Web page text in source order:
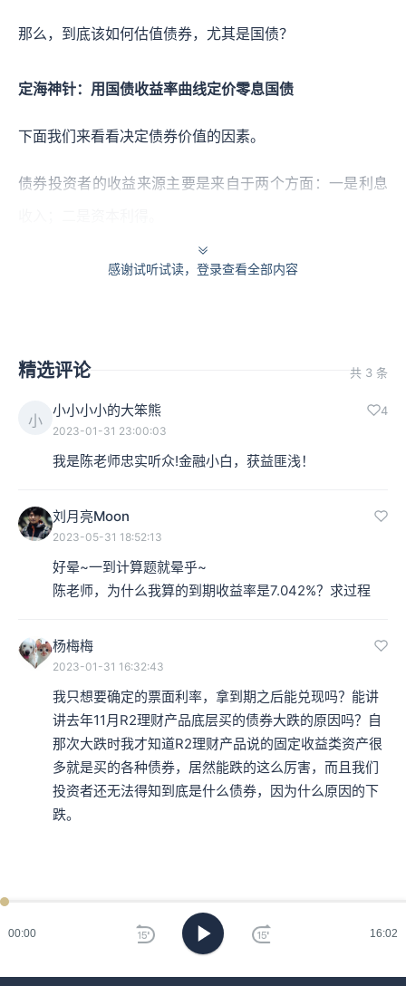
00:00 16:02
那么，到底该如何估值债券，尤其是国债？
定海神针：用国债收益率曲线定价零息国债
下面我们来看看决定债券价值的因素。
债券投资者的收益来源主要是来自于两个方面：一是利息
现在假设你手中有一支1年期零息国债，每一张的面值100
贴现债券。当然了，由于是财政部发行的国债，所以不会
贴现到今天的钱，因为未来的钱没有今天的钱那么值钱。
就是贴现率，用这些贴现率分别把未来不同时期的收入转
的风险和经济状况都会不同，所以一般而言，贴现率会因
本集编辑：小颜、香芋
感谢试听试读，登录查看全部内容
精选评论 共 3 条
小
小小小小的大笨熊 4
2023-01-31 23:00:03
我是陈老师忠实听众!金融小白，获益匪浅！
刘月亮Moon
2023-05-31 18:52:13
好晕~一到计算题就晕乎~
陈老师，为什么我算的到期收益率是7.042%？求过程
杨梅梅
2023-01-31 16:32:43
我只想要确定的票面利率，拿到期之后能兑现吗？能讲
讲去年11月R2理财产品底层买的债券大跌的原因吗？自
那次大跌时我才知道R2理财产品说的固定收益类资产很
多就是买的各种债券，居然能跌的这么厉害，而且我们
投资者还无法得知到底是什么债券，因为什么原因的下
跌。